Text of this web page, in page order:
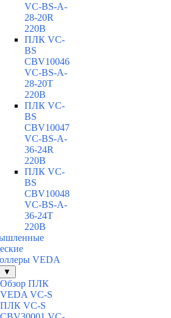
VC-ВS-A-
28-20R
220В
ПЛК VC-
BS
CBV10046
VC-ВS-A-
28-20T
220В
ПЛК VC-
BS
CBV10047
VC-ВS-A-
36-24R
220В
ПЛК VC-
BS
CBV10048
VC-ВS-A-
36-24T
220В
VEDA
▼
Обзор ПЛК
VEDA VC-S
ПЛК VC-S